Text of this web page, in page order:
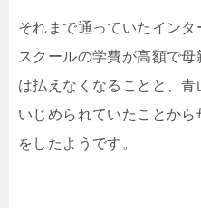
それまで通っていたインタ
スクールの学費が高額で
は払えなくなることと、
いじめられていたことか
をしたようです。